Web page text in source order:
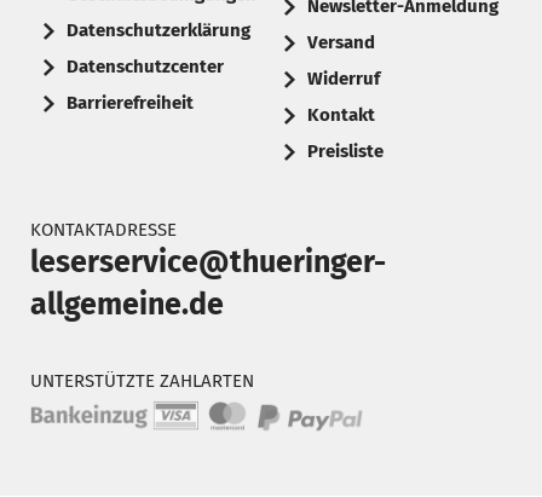
Datenschutzerklärung
Datenschutzcenter
Barrierefreiheit
Newsletter-Anmeldung
Versand
Widerruf
Kontakt
Preisliste
KONTAKTADRESSE
leserservice@thueringer-
allgemeine.de
UNTERSTÜTZTE ZAHLARTEN